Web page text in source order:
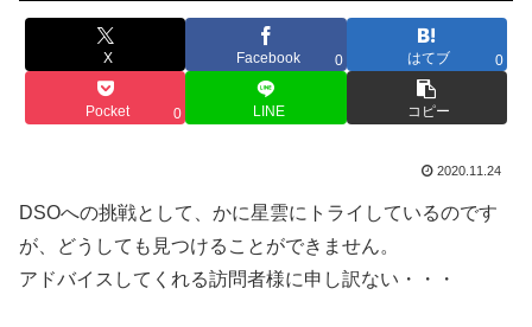
X Facebook 0 はてブ 0
Pocket 0 LINE コピー
2020.11.24
DSOへの挑戦として、かに星雲にトライしているのです
が、どうしても見つけることができません。
アドバイスしてくれる訪問者様に申し訳ない・・・